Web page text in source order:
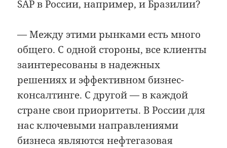
SAP в России, например, и Бразилии?
— Между этими рынками есть много
общего. С одной стороны, все клиенты
заинтересованы в надежных
решениях и эффективном бизнес-
консалтинге. С другой — в каждой
стране свои приоритеты. В России для
нас ключевыми направлениями
бизнеса являются нефтегазовая